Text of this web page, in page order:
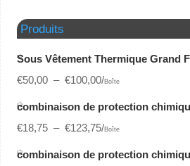
Produits
Sous Vêtement Thermique Grand
€50,00 – €100,00/Boîte
combinaison de protection
€18,75 – €123,75/Boîte
combinaison de protection